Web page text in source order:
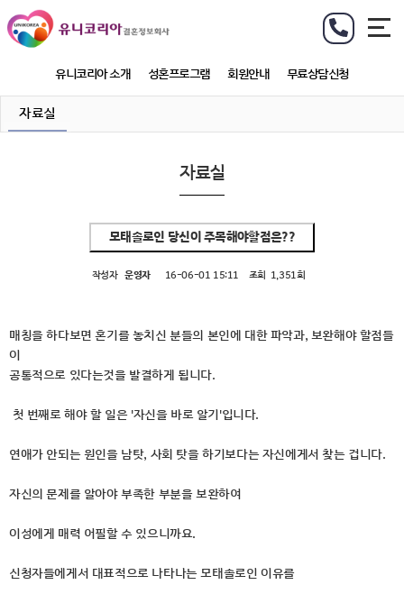
유니코리아 소개 성혼프로그램 회원안내 무료상담신청
자료실
자료실
모태솔로인 당신이 주목해야할점은??
작성자 운영자 16-06-01 15:11 조회 1,351회
매칭을 하다보면 혼기를 놓치신 분들의 본인에 대한 파악과, 보완해야 할점들
이
공통적으로 있다는것을 발결하게 됩니다.
첫 번째로 해야 할 일은 '자신을 바로 알기'입니다.
연애가 안되는 원인을 남탓, 사회 탓을 하기보다는 자신에게서 찾는 겁니다.
자신의 문제를 알아야 부족한 부분을 보완하여
이성에게 매력 어필할 수 있으니까요.
신청자들에게서 대표적으로 나타나는 모태솔로인 이유를